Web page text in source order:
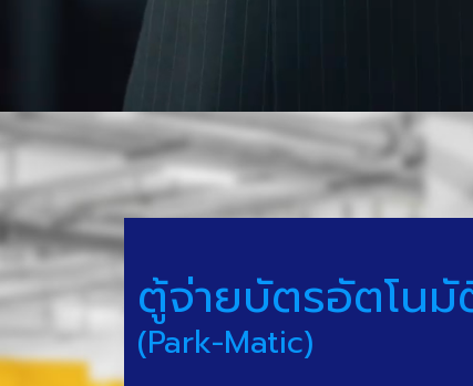
ตู้จ่ายบัตรอัตโนมั
(Park-Matic)